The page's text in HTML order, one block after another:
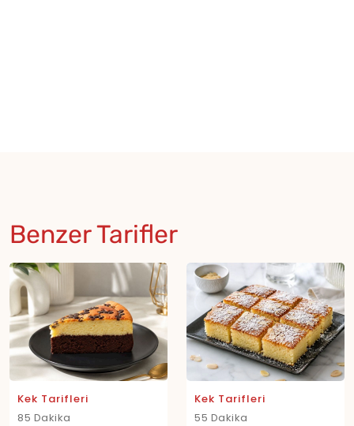
Benzer Tarifler
Kek Tarifleri
85 Dakika
Kek Tarifleri
55 Dakika